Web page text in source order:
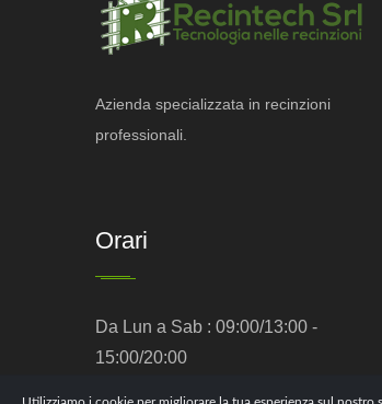
Azienda specializzata in recinzioni
professionali.
Orari
Da Lun a Sab : 09:00/13:00 -
15:00/20:00